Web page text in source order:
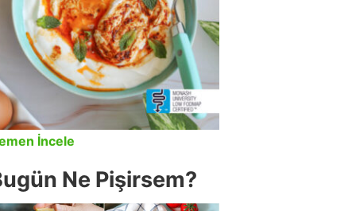
İncele
Ne Pişirsem?